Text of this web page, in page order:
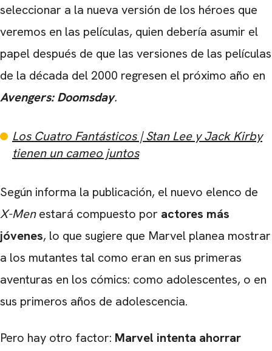
seleccionar a la nueva versión de los héroes que
veremos en las películas, quien debería asumir el
papel después de que las versiones de las películas
de la década del 2000 regresen el próximo año en
Avengers: Doomsday.
Los Cuatro Fantásticos | Stan Lee y Jack Kirby
tienen un cameo juntos
Según informa la publicación, el nuevo elenco de
X-Menestará compuesto por actores más
jóvenes, lo que sugiere que Marvel planea mostrar
a los mutantes tal como eran en sus primeras
aventuras en los cómics: como adolescentes, o en
sus primeros años de adolescencia.
Pero hay otro factor: Marvel intenta ahorrar